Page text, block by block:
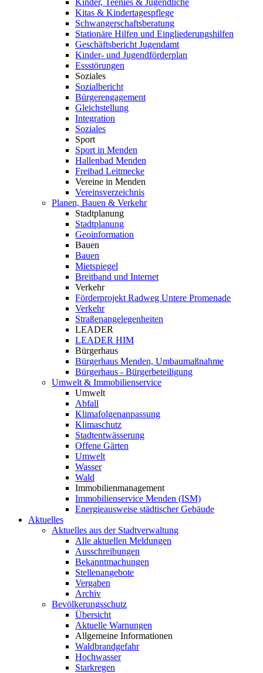
Kinder, Teenies & Jugendliche
Kitas & Kindertagespflege
Schwangerschaftsberatung
Stationäre Hilfen und Eingliederungshilfen
Geschäftsbericht Jugendamt
Kinder- und Jugendförderplan
Essstörungen
Soziales
Sozialbericht
Bürgerengagement
Gleichstellung
Integration
Soziales
Sport
Sport in Menden
Hallenbad Menden
Freibad Leitmecke
Vereine in Menden
Vereinsverzeichnis
Planen, Bauen & Verkehr
Stadtplanung
Stadtplanung
Geoinformation
Bauen
Bauen
Mietspiegel
Breitband und Internet
Verkehr
Förderprojekt Radweg Untere Promenade
Verkehr
Straßenangelegenheiten
LEADER
LEADER HIM
Bürgerhaus
Bürgerhaus Menden, Umbaumaßnahme
Bürgerhaus - Bürgerbeteiligung
Umwelt & Immobilienservice
Umwelt
Abfall
Klimafolgenanpassung
Klimaschutz
Stadtentwässerung
Offene Gärten
Umwelt
Wasser
Wald
Immobilienmanagement
Immobilienservice Menden (ISM)
Energieausweise städtischer Gebäude
Aktuelles
Aktuelles aus der Stadtverwaltung
Alle aktuellen Meldungen
Ausschreibungen
Bekanntmachungen
Stellenangebote
Vergaben
Archiv
Bevölkerungsschutz
Übersicht
Aktuelle Warnungen
Allgemeine Informationen
Waldbrandgefahr
Hochwasser
Starkregen